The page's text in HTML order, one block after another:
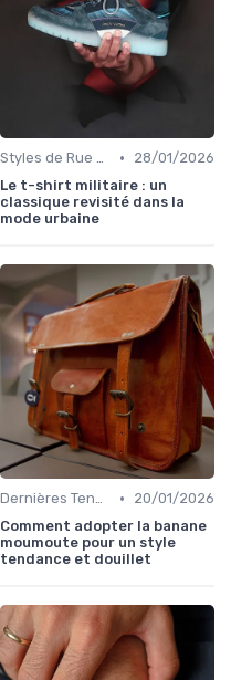
Styles de Rue et Looks du Moment •
28/01/2026
Le t-shirt militaire : un
classique revisité dans la
mode urbaine
Dernières Tendances de Mode •
20/01/2026
Comment adopter la banane
moumoute pour un style
tendance et douillet